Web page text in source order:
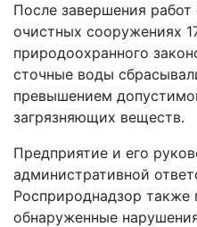
После завершения
очистных сооружениях
природоохранного
сточные воды
превышением
загрязняющих веществ.
Предприятие и его
административной
Росприроднадзор также
обнаруженные